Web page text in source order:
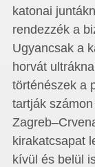
katonai
rendezzék a
Ugyancsak a
horvát
történészek a
tartják
kirakatcsapat
kívül és belül